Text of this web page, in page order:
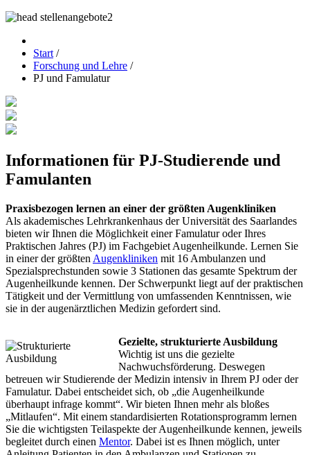
Start /
Forschung und Lehre /
PJ und Famulatur
Informationen für PJ-Studierende und
Famulanten
Praxisbezogen lernen an einer der größten Augenkliniken
Als akademisches Lehrkrankenhaus der Universität des Saarlandes
bieten wir Ihnen die Möglichkeit einer Famulatur oder Ihres
Praktischen Jahres (PJ) im Fachgebiet Augenheilkunde. Lernen Sie
in einer der größten Augenkliniken mit 16 Ambulanzen und
Spezialsprechstunden sowie 3 Stationen das gesamte Spektrum der
Augenheilkunde kennen. Der Schwerpunkt liegt auf der praktischen
Tätigkeit und der Vermittlung von umfassenden Kenntnissen, wie
sie in der augenärztlichen Medizin gefordert sind.
Gezielte, strukturierte Ausbildung
Wichtig ist uns die gezielte
Nachwuchsförderung. Deswegen
betreuen wir Studierende der Medizin intensiv in Ihrem PJ oder der
Famulatur. Dabei entscheidet sich, ob „die Augenheilkunde
überhaupt infrage kommt“. Wir bieten Ihnen mehr als bloßes
„Mitlaufen“. Mit einem standardisierten Rotationsprogramm lernen
Sie die wichtigsten Teilaspekte der Augenheilkunde kennen, jeweils
begleitet durch einen Mentor. Dabei ist es Ihnen möglich, unter